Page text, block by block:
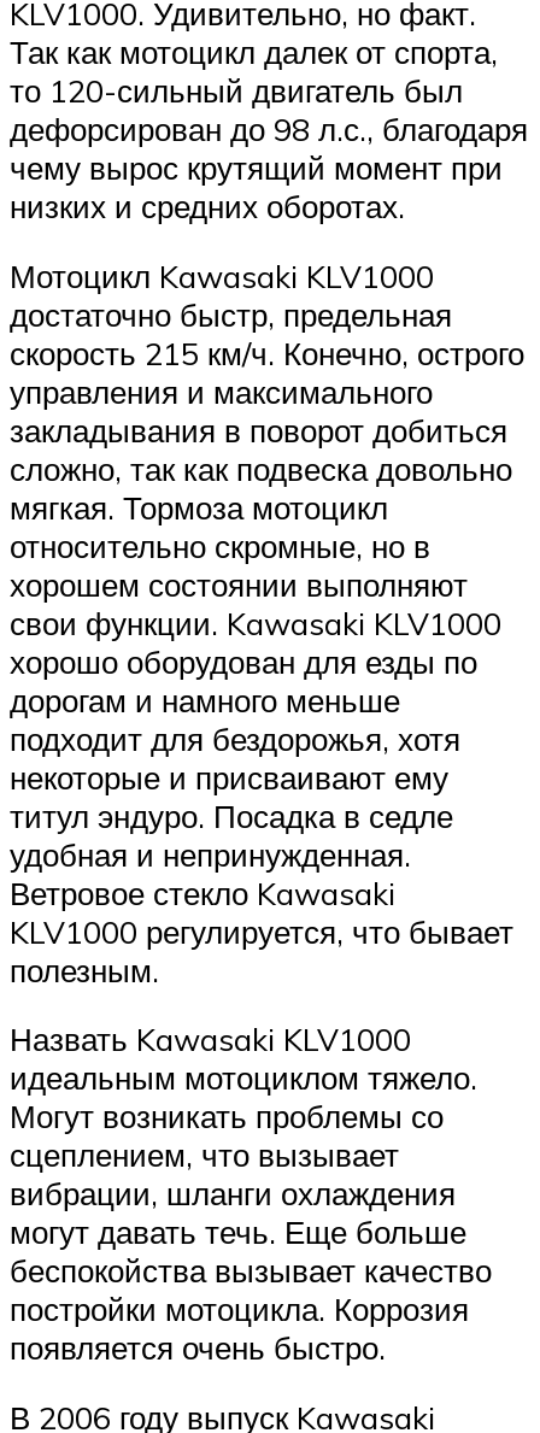
KLV1000. Удивительно, но факт.
Так как мотоцикл далек от спорта,
то 120-сильный двигатель был
дефорсирован до 98 л.с., благодаря
чему вырос крутящий момент при
низких и средних оборотах.
Мотоцикл Kawasaki KLV1000
достаточно быстр, предельная
скорость 215 км/ч. Конечно, острого
управления и максимального
закладывания в поворот добиться
сложно, так как подвеска довольно
мягкая. Тормоза мотоцикл
относительно скромные, но в
хорошем состоянии выполняют
свои функции. Kawasaki KLV1000
хорошо оборудован для езды по
дорогам и намного меньше
подходит для бездорожья, хотя
некоторые и присваивают ему
титул эндуро. Посадка в седле
удобная и непринужденная.
Ветровое стекло Kawasaki
KLV1000 регулируется, что бывает
полезным.
Назвать Kawasaki KLV1000
идеальным мотоциклом тяжело.
Могут возникать проблемы со
сцеплением, что вызывает
вибрации, шланги охлаждения
могут давать течь. Еще больше
беспокойства вызывает качество
постройки мотоцикла. Коррозия
появляется очень быстро.
В 2006 году выпуск Kawasaki